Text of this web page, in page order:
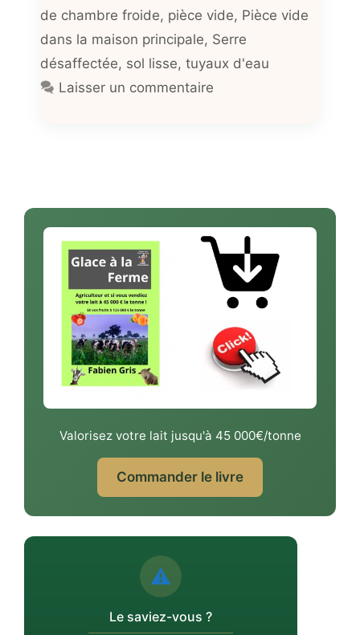
de chambre froide, pièce vide, Pièce vide
dans la maison principale, Serre
désaffectée, sol lisse, tuyaux d'eau
Laisser un commentaire
Valorisez votre lait jusqu'à 45 000€/tonne
Commander le livre
⚠️
Le saviez-vous ?